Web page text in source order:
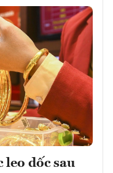
leo dốc sau